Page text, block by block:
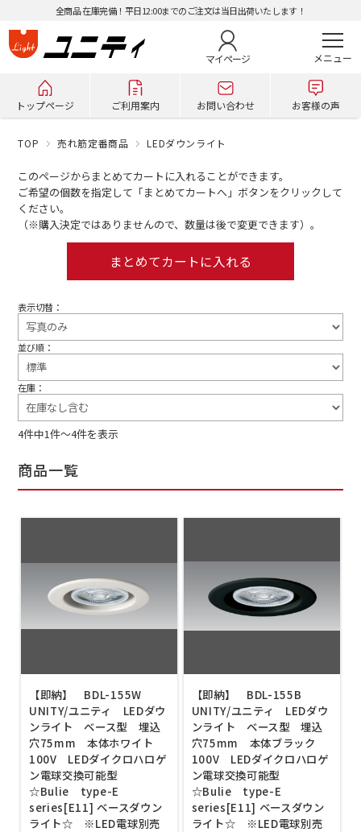
全商品 在庫完備！平日12:00までのご注文は当日出荷いたします！
マイページ
トップページ ご利用案内 お問い合わせ お客様の声
TOP 売れ筋定番商品 LEDダウンライト
このページからまとめてカートに入れることができます。
ご希望の個数を指定して「まとめてカートへ」ボタンをクリックして
ください。
（※購入決定ではありませんので、数量は後で変更できます）。
表示切替：
並び順：
在庫：
4件中1件～4件を表示
商品一覧
【即納】 BDL-155W
UNITY/ユニティ LEDダウ
ンライト ベース型 埋込
穴75mm 本体ホワイト
100V LEDダイクロハロゲ
ン電球交換可能型
☆Bulie type-E
series[E11] ベースダウン
ライト☆ ※LED電球別売
【即納】 BDL-155B
UNITY/ユニティ LEDダウ
ンライト ベース型 埋込
穴75mm 本体ブラック
100V LEDダイクロハロゲ
ン電球交換可能型
☆Bulie type-E
series[E11] ベースダウン
ライト☆ ※LED電球別売